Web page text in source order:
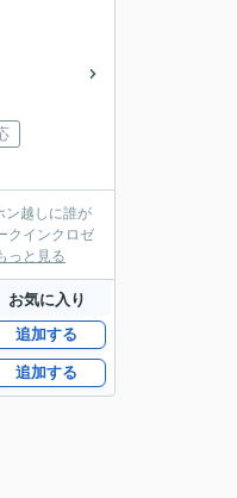
ン越しに誰が
クインクロゼ
っと見る
お気に入り
追加する
追加する